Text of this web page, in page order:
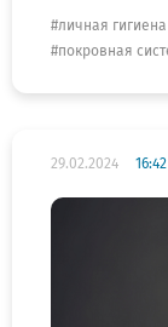
личная гигиена
покровная
29.02.2024 16:42